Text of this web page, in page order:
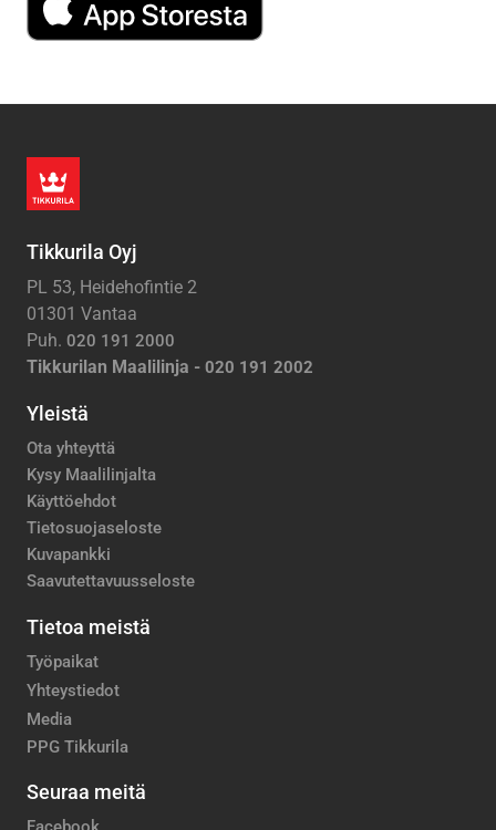
Tikkurila Oyj
PL 53, Heidehofintie 2
01301 Vantaa
Puh. 020 191 2000
Tikkurilan Maalilinja - 020 191 2002
Yleistä
Ota yhteyttä
Kysy Maalilinjalta
Käyttöehdot
Tietosuojaseloste
Kuvapankki
Saavutettavuusseloste
Tietoa meistä
Työpaikat
Yhteystiedot
Media
PPG Tikkurila
Seuraa meitä